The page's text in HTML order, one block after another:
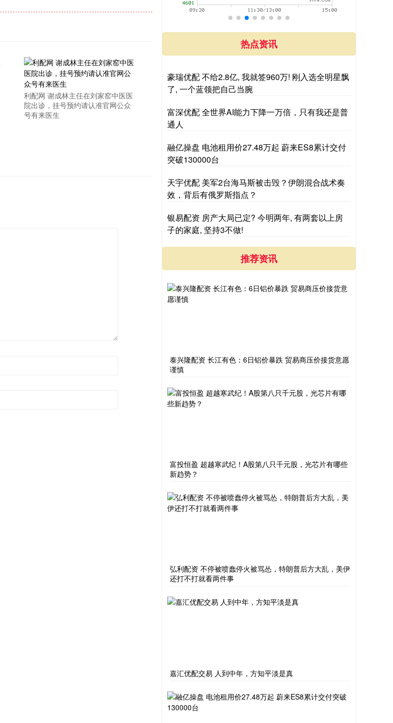
利配网 谢成林主任在刘家窑中医医
院出诊，挂号预约请认准官网公众
号有来医生
热点资讯
豪瑞优配 不给2.8亿, 我就签960万! 刚入选全明星飘
了, 一个蓝领把自己当腕
富深优配 全世界AI能力下降一万倍，只有我还是普
通人
融亿操盘 电池租用价27.48万起 蔚来ES8累计交付
突破130000台
天宇优配 美军2台海马斯被击毁？伊朗混合战术奏
效，背后有俄罗斯指点？
银易配资 房产大局已定? 今明两年, 有两套以上房
子的家庭, 坚持3不做!
推荐资讯
泰兴隆配资 长江有色：6日铝价暴跌 贸易商压价接货意愿
谨慎
富投恒盈 超越寒武纪！A股第八只千元股，光芯片有哪些
新趋势？
弘利配资 不停被喷蠢停火被骂怂，特朗普后方大乱，美伊
还打不打就看两件事
嘉汇优配交易 人到中年，方知平淡是真